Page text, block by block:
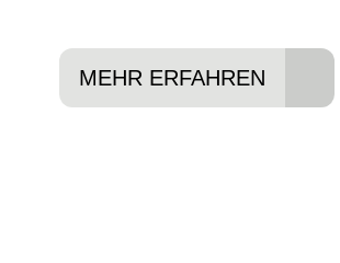
MEHR ERFAHREN